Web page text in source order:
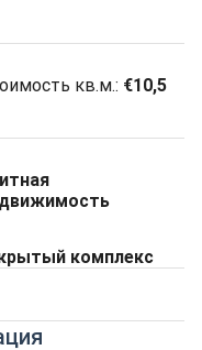
кв.м.: €10,5
комплекс